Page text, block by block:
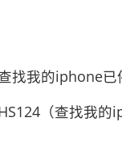
找我的iphone
（查找我的